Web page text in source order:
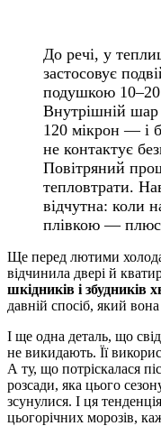
До речі, у
застосовує
подушкою
Внутрішній
120 мікрон — і
не контактує
Повітряний
тепловтрати.
відчутна: коли
плівкою —
Ще перед лютими
відчинила двері й
шкідників і збудників
давній спосіб, який
І ще одна деталь, що
не викидають. Її
А ту, що потріскалася
розсади, яка цього
зсунулися. І ця
цьогорічних морозів,